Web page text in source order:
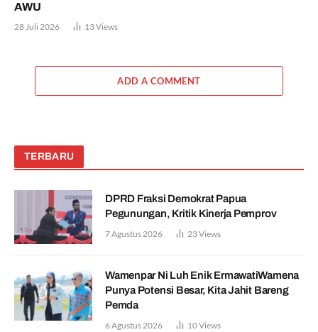
AWU
28 Juli 2026 13Views
ADD A COMMENT
TERBARU
DPRD Fraksi Demokrat Papua
Pegunungan, Kritik Kinerja Pemprov
7 Agustus 2026 23Views
Wamenpar Ni Luh Enik ErmawatiWamena
Punya Potensi Besar, Kita Jahit Bareng
Pemda
6 Agustus 2026 10Views